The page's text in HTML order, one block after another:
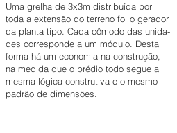
Uma grelha de 3x3m distribuída por
toda a extensão do terreno foi o gerador
da planta tipo. Cada cômodo das unida-
des corresponde a um módulo. Desta
forma há um economia na construção,
na medida que o prédio todo segue a
mesma lógica construtiva e o mesmo
padrão de dimensões.